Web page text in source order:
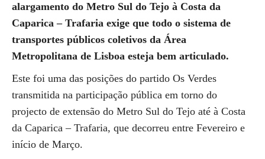
alargamento do Metro Sul do Tejo à Costa da
Caparica – Trafaria exige que todo o sistema de
transportes públicos coletivos da Área
Metropolitana de Lisboa esteja bem articulado.
Este foi uma das posições do partido Os Verdes
transmitida na participação pública em torno do
projecto de extensão do Metro Sul do Tejo até à Costa
da Caparica – Trafaria, que decorreu entre Fevereiro e
início de Março.